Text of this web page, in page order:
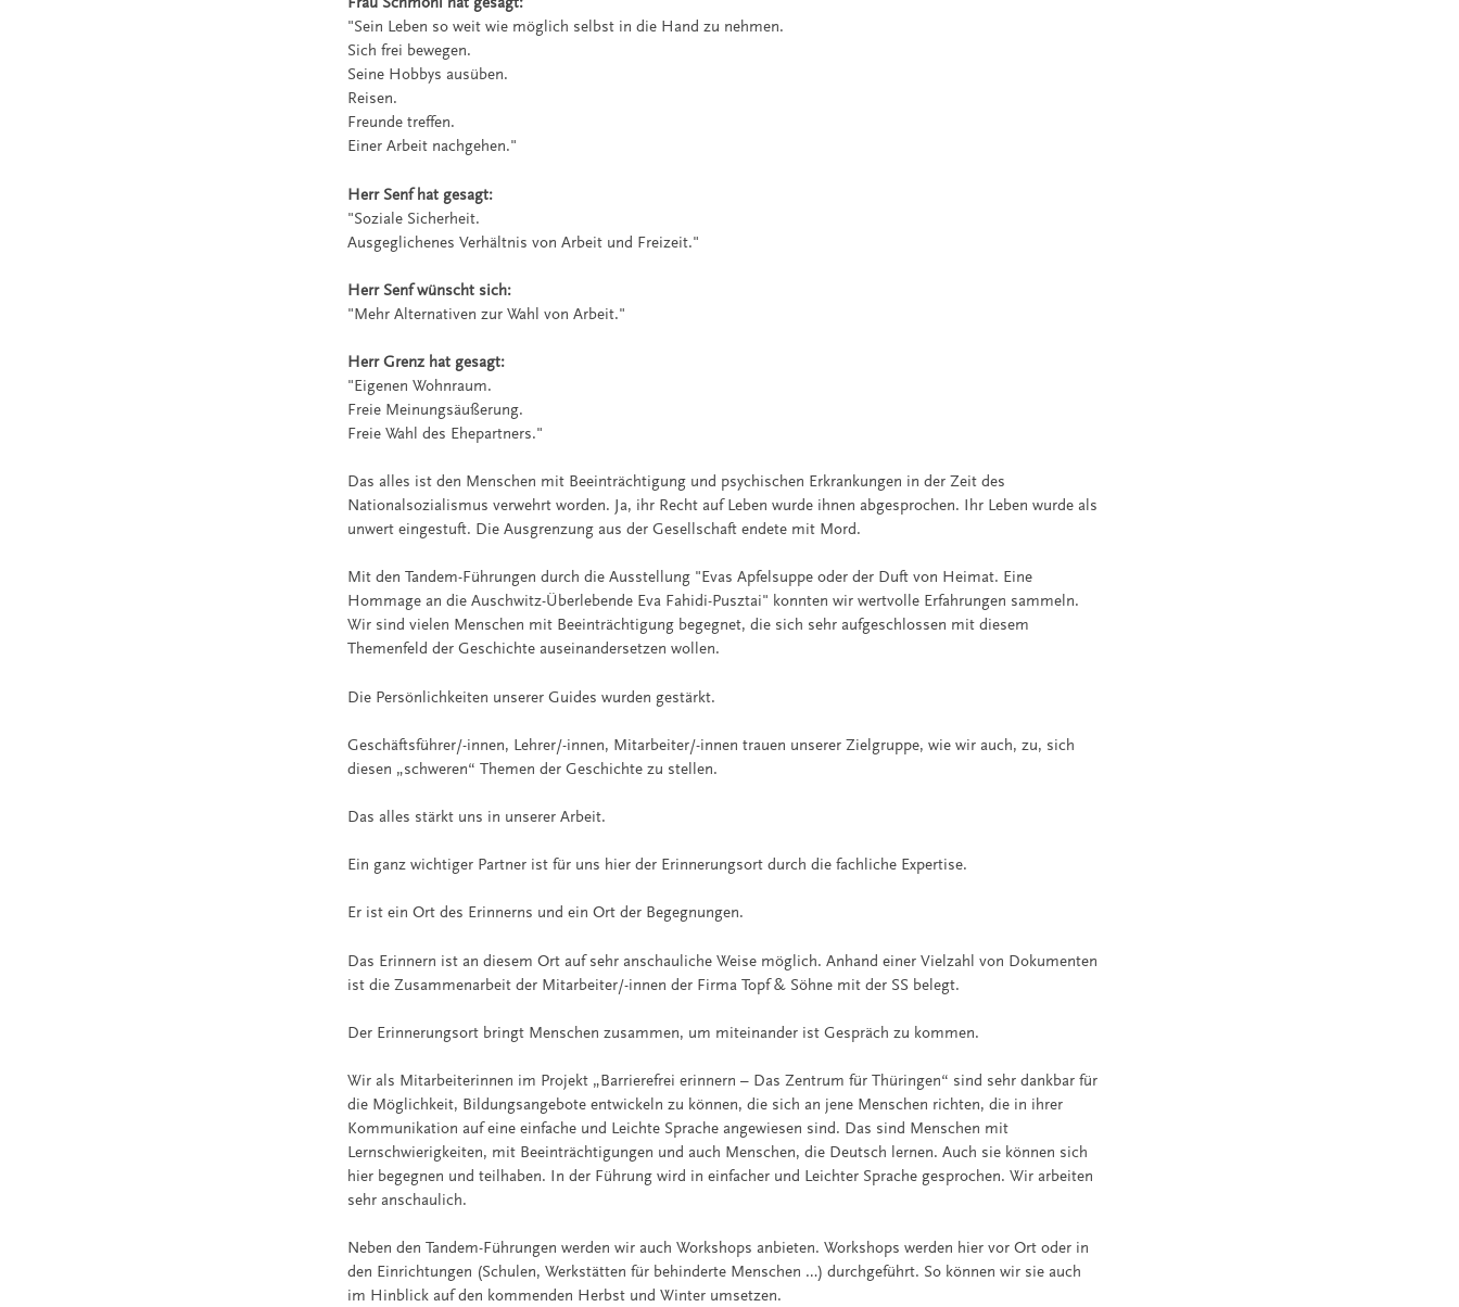
"Sein Leben so weit wie möglich selbst in die Hand zu nehmen.
Sich frei bewegen.
Seine Hobbys ausüben.
Reisen.
Freunde treffen.
Einer Arbeit nachgehen."
Herr Senf hat gesagt:
"Soziale Sicherheit.
Ausgeglichenes Verhältnis von Arbeit und Freizeit."
Herr Senf wünscht sich:
"Mehr Alternativen zur Wahl von Arbeit."
Herr Grenz hat gesagt:
"Eigenen Wohnraum.
Freie Meinungsäußerung.
Freie Wahl des Ehepartners."
Das alles ist den Menschen mit Beeinträchtigung und psychischen Erkrankungen in der Zeit des
Nationalsozialismus verwehrt worden. Ja, ihr Recht auf Leben wurde ihnen abgesprochen. Ihr Leben wurde als
unwert eingestuft. Die Ausgrenzung aus der Gesellschaft endete mit Mord.
Mit den Tandem-Führungen durch die Ausstellung "Evas Apfelsuppe oder der Duft von Heimat. Eine
Hommage an die Auschwitz-Überlebende Eva Fahidi-Pusztai" konnten wir wertvolle Erfahrungen sammeln.
Wir sind vielen Menschen mit Beeinträchtigung begegnet, die sich sehr aufgeschlossen mit diesem
Themenfeld der Geschichte auseinandersetzen wollen.
Die Persönlichkeiten unserer Guides wurden gestärkt.
Geschäftsführer/-innen, Lehrer/-innen, Mitarbeiter/-innen trauen unserer Zielgruppe, wie wir auch, zu, sich
diesen „schweren“ Themen der Geschichte zu stellen.
Das alles stärkt uns in unserer Arbeit.
Ein ganz wichtiger Partner ist für uns hier der Erinnerungsort durch die fachliche Expertise.
Er ist ein Ort des Erinnerns und ein Ort der Begegnungen.
Das Erinnern ist an diesem Ort auf sehr anschauliche Weise möglich. Anhand einer Vielzahl von Dokumenten
ist die Zusammenarbeit der Mitarbeiter/-innen der Firma Topf & Söhne mit der SS belegt.
Der Erinnerungsort bringt Menschen zusammen, um miteinander ist Gespräch zu kommen.
Wir als Mitarbeiterinnen im Projekt „Barrierefrei erinnern – Das Zentrum für Thüringen“ sind sehr dankbar für
die Möglichkeit, Bildungsangebote entwickeln zu können, die sich an jene Menschen richten, die in ihrer
Kommunikation auf eine einfache und Leichte Sprache angewiesen sind. Das sind Menschen mit
Lernschwierigkeiten, mit Beeinträchtigungen und auch Menschen, die Deutsch lernen. Auch sie können sich
hier begegnen und teilhaben. In der Führung wird in einfacher und Leichter Sprache gesprochen. Wir arbeiten
sehr anschaulich.
Neben den Tandem-Führungen werden wir auch Workshops anbieten. Workshops werden hier vor Ort oder in
den Einrichtungen (Schulen, Werkstätten für behinderte Menschen …) durchgeführt. So können wir sie auch
im Hinblick auf den kommenden Herbst und Winter umsetzen.